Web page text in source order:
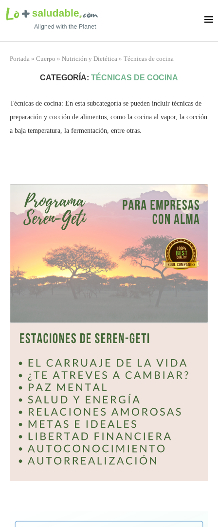
Portada » Cuerpo » Nutrición y Dietética » Técnicas de cocina
CATEGORÍA: TÉCNICAS DE COCINA
Técnicas de cocina: En esta subcategoría se pueden incluir técnicas de
preparación y cocción de alimentos, como la cocina al vapor, la cocción
a baja temperatura, la fermentación, entre otras.